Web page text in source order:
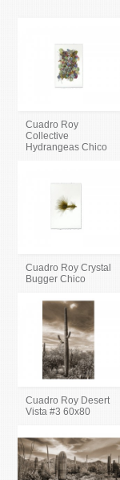
Cuadro Roy
Collective
Hydrangeas Chico
Cuadro Roy Crystal
Bugger Chico
Cuadro Roy Desert
Vista #3 60x80